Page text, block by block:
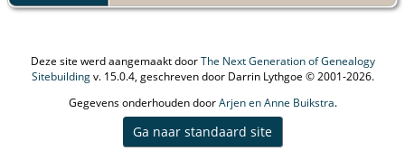
Deze site werd aangemaakt doorThe Next Generation of Genealogy
Sitebuildingv. 15.0.4, geschreven door Darrin Lythgoe © 2001-2026.
Gegevens onderhouden doorArjen en Anne Buikstra.
Ga naar standaard site